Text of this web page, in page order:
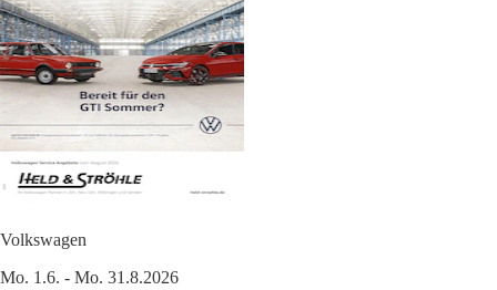
Volkswagen
Mo. 1.6. - Mo. 31.8.2026